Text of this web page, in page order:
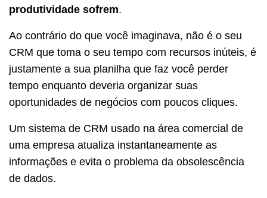
produtividade sofrem.
Ao contrário do que você imaginava, não é o seu
CRM que toma o seu tempo com recursos inúteis, é
justamente a sua planilha que faz você perder
tempo enquanto deveria organizar suas
oportunidades de negócios com poucos cliques.
Um sistema de CRM usado na área comercial de
uma empresa atualiza instantaneamente as
informações e evita o problema da obsolescência
de dados.